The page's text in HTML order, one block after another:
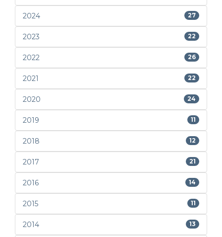
2024 27
2023 22
2022 26
2021 22
2020 24
2019 11
2018 12
2017 21
2016 14
2015 11
2014 13